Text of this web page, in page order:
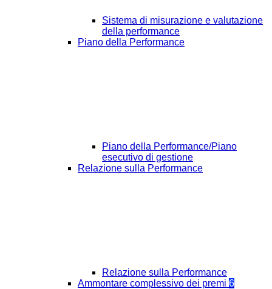
Sistema di misurazione e valutazione
della performance
Piano della Performance
Piano della Performance/Piano
esecutivo di gestione
Relazione sulla Performance
Relazione sulla Performance
Ammontare complessivo dei premi 6